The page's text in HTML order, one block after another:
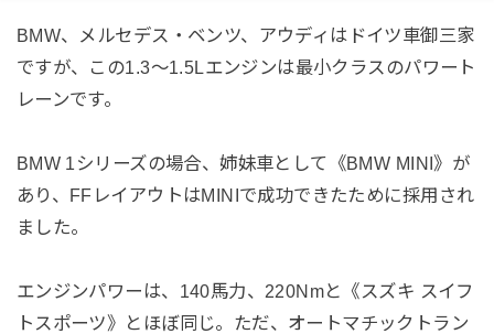
BMW、メルセデス・ベンツ、アウディはドイツ車御三家
ですが、この1.3〜1.5Lエンジンは最小クラスのパワート
レーンです。
BMW 1シリーズの場合、姉妹車として《BMW MINI》が
あり、FFレイアウトはMINIで成功できたために採用され
ました。
エンジンパワーは、140馬力、220Nmと《スズキ スイフ
トスポーツ》とほぼ同じ。ただ、オートマチックトラン